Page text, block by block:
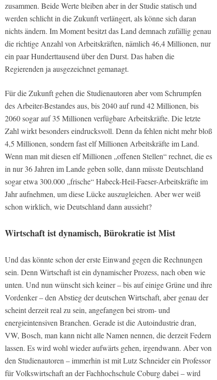
zusammen. Beide Werte bleiben aber in der Studie statisch und
werden schlicht in die Zukunft verlängert, als könne sich daran
nichts ändern. Im Moment besitzt das Land demnach zufällig genau
die richtige Anzahl von Arbeitskräften, nämlich 46,4 Millionen, nur
ein paar Hunderttausend über den Durst. Das haben die
Regierenden ja ausgezeichnet gemanagt.
Für die Zukunft gehen die Studienautoren aber vom Schrumpfen
des Arbeiter-Bestandes aus, bis 2040 auf rund 42 Millionen, bis
2060 sogar auf 35 Millionen verfügbare Arbeitskräfte. Die letzte
Zahl wirkt besonders eindrucksvoll. Denn da fehlen nicht mehr bloß
4,5 Millionen, sondern fast elf Millionen Arbeitskräfte im Land.
Wenn man mit diesen elf Millionen „offenen Stellen“ rechnet, die es
in nur 36 Jahren im Lande geben solle, dann müsste Deutschland
sogar etwa 300.000 „frische“ Habeck-Heil-Faeser-Arbeitskräfte im
Jahr aufnehmen, um diese Lücke auszugleichen. Aber wer weiß
schon wirklich, wie Deutschland dann aussieht?
Wirtschaft ist dynamisch, Bürokratie ist Mist
Und das könnte schon der erste Einwand gegen die Rechnungen
sein. Denn Wirtschaft ist ein dynamischer Prozess, nach oben wie
unten. Und nun wünscht sich keiner – bis auf einige Grüne und ihre
Vordenker – den Abstieg der deutschen Wirtschaft, aber genau der
scheint derzeit real zu sein, angefangen bei strom- und
energieintensiven Branchen. Gerade ist die Autoindustrie dran,
VW, Bosch, man kann nicht alle Namen nennen, die derzeit Federn
lassen. Es wird wohl wieder aufwärts gehen, irgendwann. Aber von
den Studienautoren – immerhin ist mit Lutz Schneider ein Professor
für Volkswirtschaft an der Fachhochschule Coburg dabei – wird